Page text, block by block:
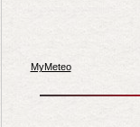
MyMeteo